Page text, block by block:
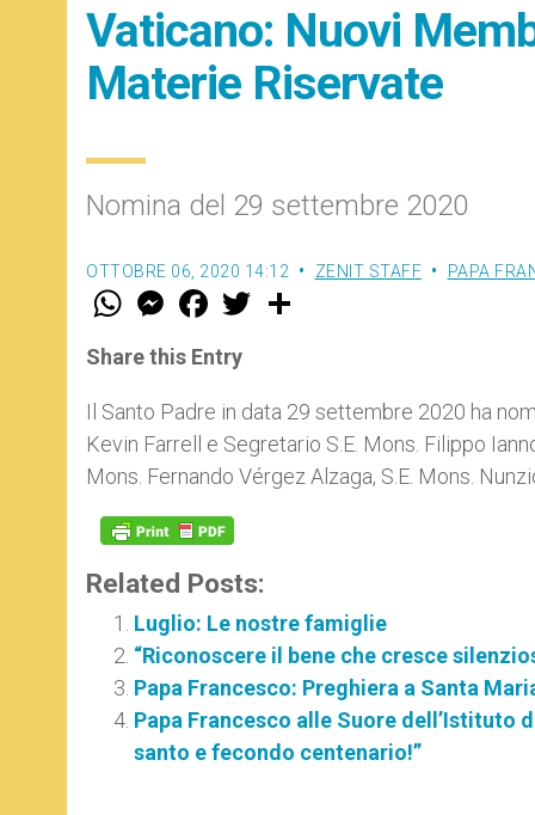
Vaticano: Nuovi
Materie Riservate
Nomina del 29 settembre 2020
OTTOBRE 06, 2020 14:12 ZENIT STAFF PAPA
W
t
s
p
p
M
e
s
e
g
e
r
F
a
e
b
o
k
w
r
Share this Entry
Il Santo Padre in data 29 settembre 2020 ha
Kevin Farrell e Segretario S.E. Mons. Filippo
Mons. Fernando Vérgez Alzaga, S.E. Mons.
Related Posts:
Luglio: Le nostre famiglie
“Riconoscere il bene che cresce
Papa Francesco: Preghiera a Santa
Papa Francesco alle Suore dell’Istituto
santo e fecondo centenario!”